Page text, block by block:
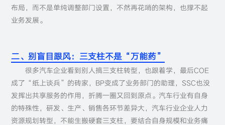
布局，而不是单纯调整部门设置，不然再花哨的架构，也撑不起
业务发展。
二、别盲目跟风：三支柱不是“万能药”
很多汽车企业看到别人搞三支柱转型，也跟着学，最后COE
成了“纸上谈兵”的砖家，BP变成了业务部门的助理，SSC也没
发挥出共享服务的作用，折腾一圈又回到原点。汽车行业有自身
的特殊性，研发、生产、销售各环节差异大，汽车行业企业人力
资源规划转型，不能生搬硬套三支柱，要结合自身规模和业务痛